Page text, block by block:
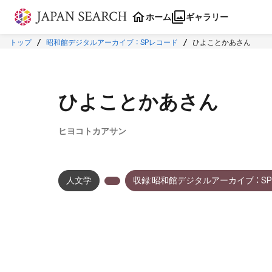
本文に飛ぶ
ホーム ギャラリー
トップ 昭和館デジタルアーカイブ ： SPレコード ひよことかあさん
ひよことかあさん
ヒヨコトカアサン
人文学 収録:昭和館デジタルアーカイブ ：